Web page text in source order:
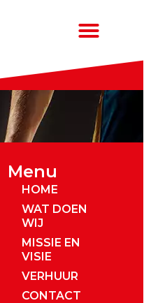
Menu
HOME
WAT DOEN
WIJ
MISSIE EN
VISIE
VERHUUR
CONTACT